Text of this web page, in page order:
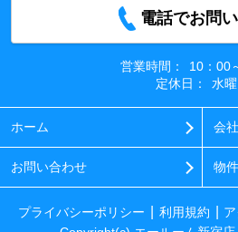
電話でお問
営業時間：
10：00
定休日：
水
ホーム 会
お問い合わせ 物
プライバシーポリシー 利用規約